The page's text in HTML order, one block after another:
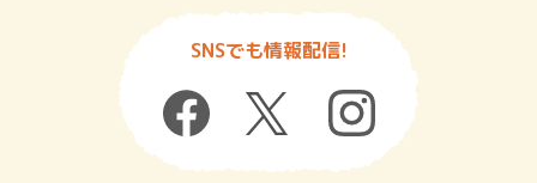
SNSでも情報配信!